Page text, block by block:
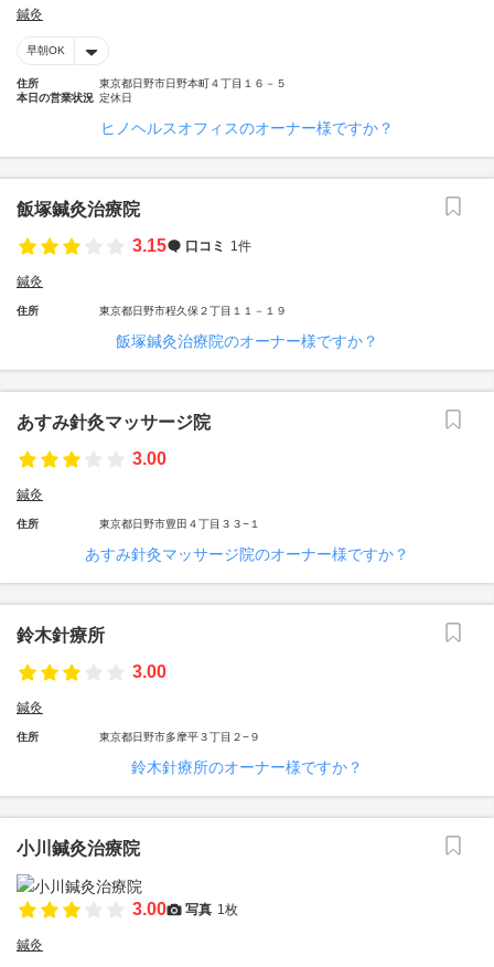
鍼灸
早朝OK
住所
東京都日野市日野本町４丁目１６－５
本日の営業状況 定休日
ヒノヘルスオフィスのオーナー様ですか？
飯塚鍼灸治療院
3.15
口コミ 1件
鍼灸
住所 東京都日野市程久保２丁目１１－１９
飯塚鍼灸治療院のオーナー様ですか？
あすみ針灸マッサージ院
3.00
鍼灸
住所 東京都日野市豊田４丁目３３−１
あすみ針灸マッサージ院のオーナー様ですか？
鈴木針療所
3.00
鍼灸
住所 東京都日野市多摩平３丁目２−９
鈴木針療所のオーナー様ですか？
小川鍼灸治療院
3.00 写真 1枚
鍼灸